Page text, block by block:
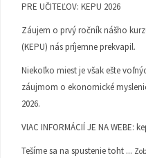
PRE UČITEĽOV: KEPU 2026
Záujem o prvý ročník nášho
(KEPU) nás príjemne prekvapil.
Niekoľko miest je však ešte
záujmom o ekonomické
2026.
VIAC INFORMÁCIÍ JE NA WEBE:
Tešíme sa na spustenie toht ...